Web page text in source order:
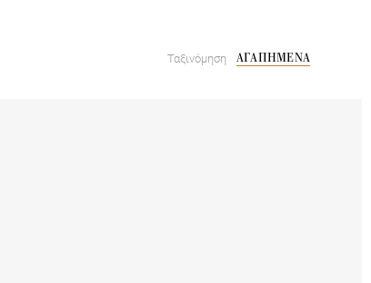
Ταξινόμηση ΑΓΑΠΗΜΕΝΑ